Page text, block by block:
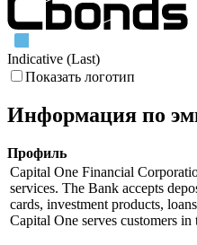
Indicative (Last)
Показать логотип
Информация по
Профиль
Capital One Financial
services. The Bank accepts
cards, investment products,
Capital One serves customers